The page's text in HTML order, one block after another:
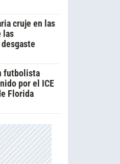
cruje en las
las
futbolista
por el ICE
Florida